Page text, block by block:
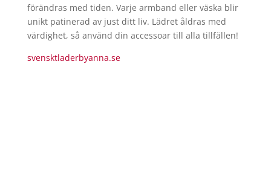
förändras med tiden. Varje armband eller väska blir
unikt patinerad av just ditt liv. Lädret åldras med
värdighet, så använd din accessoar till alla tillfällen!
svensktladerbyanna.se